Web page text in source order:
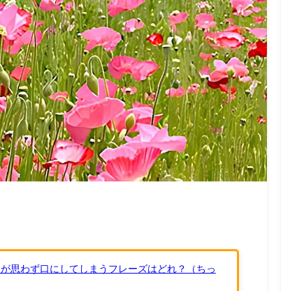
思わず口にしてしまうフレーズはどれ？（ちっ